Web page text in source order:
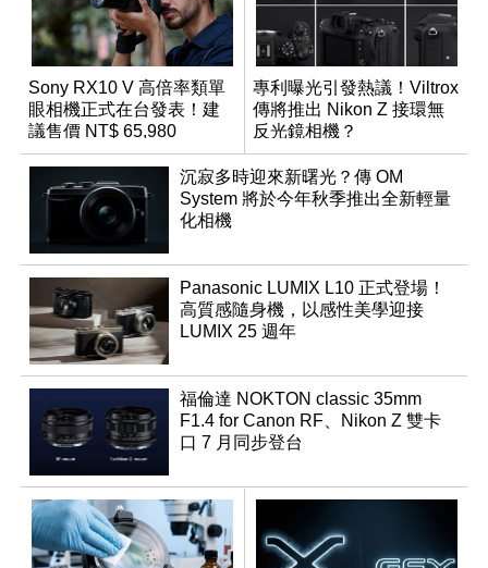
Sony RX10 V 高倍率類單
眼相機正式在台發表！建
議售價 NT$ 65,980
專利曝光引發熱議！Viltrox
傳將推出 Nikon Z 接環無
反光鏡相機？
沉寂多時迎來新曙光？傳 OM
System 將於今年秋季推出全新輕量
化相機
Panasonic LUMIX L10 正式登場！
高質感隨身機，以感性美學迎接
LUMIX 25 週年
福倫達 NOKTON classic 35mm
F1.4 for Canon RF、Nikon Z 雙卡
口 7 月同步登台